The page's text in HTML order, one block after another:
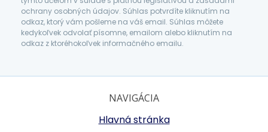
ochrany osobných údajov. Súhlas potvrdíte kliknutím na
odkaz, ktorý vám pošleme na váš email. Súhlas môžete
kedykoľvek odvolať písomne, emailom alebo kliknutím na
odkaz z ktoréhokoľvek informačného emailu.
NAVIGÁCIA
Hlavná stránka